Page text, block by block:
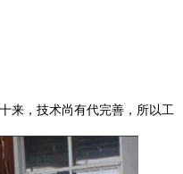
来，技术尚有代完善，所以工